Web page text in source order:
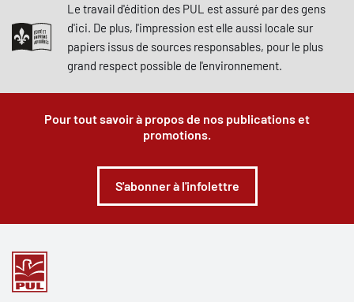
Le travail d'édition des PUL est assuré par des gens
d'ici. De plus, l'impression est elle aussi locale sur
papiers issus de sources responsables, pour le plus
grand respect possible de l'environnement.
Pour tout savoir à propos de nos publications et
promotions.
S'abonner à l'infolettre